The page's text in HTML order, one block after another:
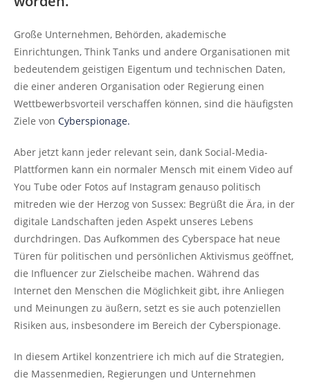
Große Unternehmen, Behörden, akademische
Einrichtungen, Think Tanks und andere Organisationen mit
bedeutendem geistigen Eigentum und technischen Daten,
die einer anderen Organisation oder Regierung einen
Wettbewerbsvorteil verschaffen können, sind die häufigsten
Ziele von Cyberspionage.
Aber jetzt kann jeder relevant sein, dank Social-Media-
Plattformen kann ein normaler Mensch mit einem Video auf
You Tube oder Fotos auf Instagram genauso politisch
mitreden wie der Herzog von Sussex: Begrüßt die Ära, in der
digitale Landschaften jeden Aspekt unseres Lebens
durchdringen. Das Aufkommen des Cyberspace hat neue
Türen für politischen und persönlichen Aktivismus geöffnet,
die Influencer zur Zielscheibe machen. Während das
Internet den Menschen die Möglichkeit gibt, ihre Anliegen
und Meinungen zu äußern, setzt es sie auch potenziellen
Risiken aus, insbesondere im Bereich der Cyberspionage.
In diesem Artikel konzentriere ich mich auf die Strategien,
die Massenmedien, Regierungen und Unternehmen